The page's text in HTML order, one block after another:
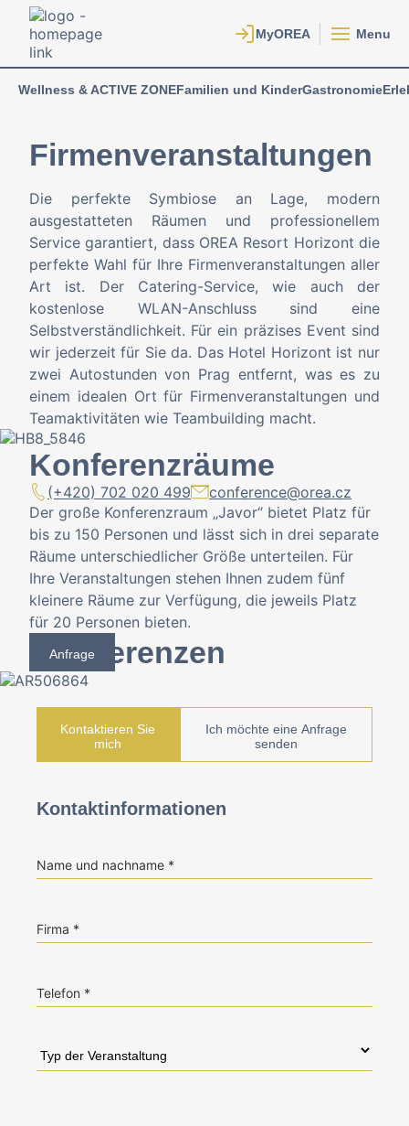
Menu
Wellness & ACTIVE ZONEFamilien und KinderGastronomie
Firmenveranstaltungen
Die perfekte Symbiose an Lage, modern
ausgestatteten Räumen und professionellem
Service garantiert, dass OREA Resort Horizont die
perfekte Wahl für Ihre Firmenveranstaltungen aller
Art ist. Der Catering-Service, wie auch der
kostenlose WLAN-Anschluss sind eine
Selbstverständlichkeit. Für ein präzises Event sind
wir jederzeit für Sie da. Das Hotel Horizont ist nur
zwei Autostunden von Prag entfernt, was es zu
einem idealen Ort für Firmenveranstaltungen und
Teamaktivitäten wie Teambuilding macht.
Konferenzräume
(+420) 702 020 499
conference@orea.cz
Der große Konferenzraum „Javor“ bietet Platz für
bis zu 150 Personen und lässt sich in drei separate
Räume unterschiedlicher Größe unterteilen. Für
Ihre Veranstaltungen stehen Ihnen zudem fünf
kleinere Räume zur Verfügung, die jeweils Platz
für 20 Personen bieten.
Anfrage
Konferenzen
Kontaktieren Sie
mich
Ich möchte eine Anfrage
senden
Kontaktinformationen
Name und nachname
Firma
Telefon